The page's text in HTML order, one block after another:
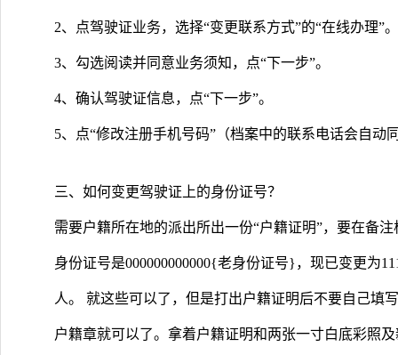
2、点驾驶证业务，选择“变更联系方式”的“在线办理”。
3、勾选阅读并同意业务须知，点“下一步”。
4、确认驾驶证信息，点“下一步”。
5、点“修改注册手机号码”（档案中的联系电话会自动
三、如何变更驾驶证上的身份证号？
需要户籍所在地的派出所出一份“户籍证明”，要在备
身份证号是000000000000{老身份证号}，现已变更为
人。 就这些可以了，但是打出户籍证明后不要自己填
户籍章就可以了。拿着户籍证明和两张一寸白底彩照